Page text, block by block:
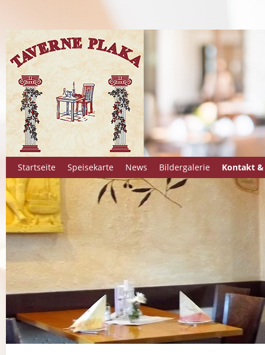
Startseite Speisekarte News Bildergalerie Kontakt